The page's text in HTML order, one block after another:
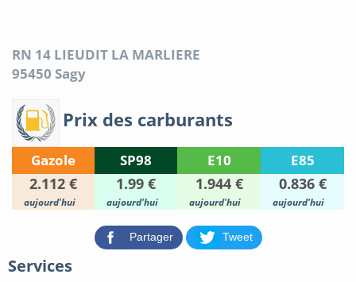
RN 14 LIEUDIT LA MARLIERE
95450 Sagy
Prix des carburants
Gazole SP98 E10 E85
2.112 € 1.99 € 1.944 € 0.836 €
aujourd'hui aujourd'hui aujourd'hui aujourd'hui
Partager Tweet
Services